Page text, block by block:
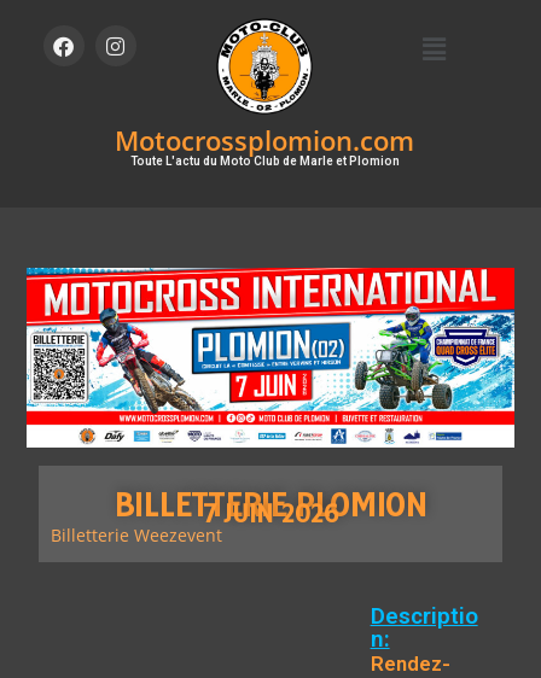
Motocrossplomion.com
Toute L'actu du Moto Club de Marle et Plomion
BILLETTERIE PLOMION
7 JUIN 2026
Billetterie Weezevent
Descriptio
n:
Rendez-